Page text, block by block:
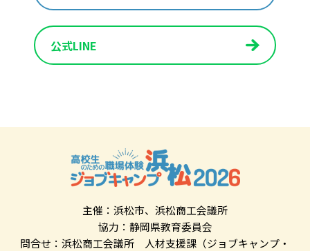
公式LINE
主催：浜松市、浜松商工会議所
協力：静岡県教育委員会
問合せ：浜松商工会議所 人材支援課（ジョブキャンプ・